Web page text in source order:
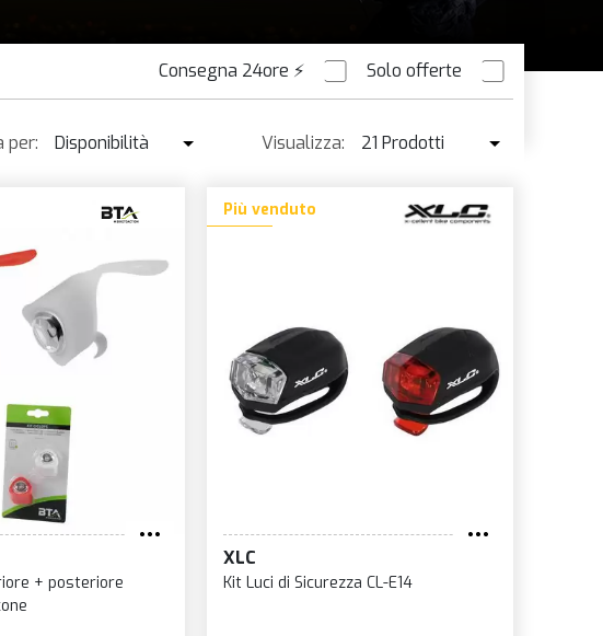
Consegna 24ore ⚡ Solo offerte
XLC
per:
Disponibilità
Più venduto ↓
Prezzo ↑
Prezzo ↓
Nome
Visualizza:
21 Prodotti
42 Prodotti
+ posteriore
Più venduto
XLC
Kit Luci di Sicurezza CL-E14